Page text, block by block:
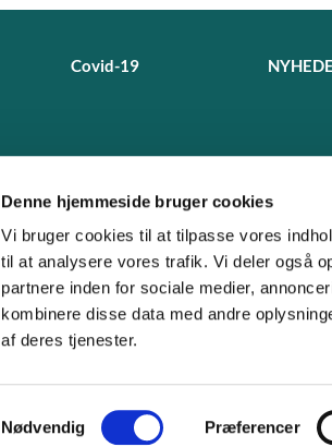
Denne hjemmeside bruger cookies
Vi bruger cookies til at tilpasse vores
til at analysere vores trafik. Vi deler også
partnere inden for sociale medier,
kombinere disse data med andre
af deres tjenester.
a
Nødvendig Præferencer
Covid-19
